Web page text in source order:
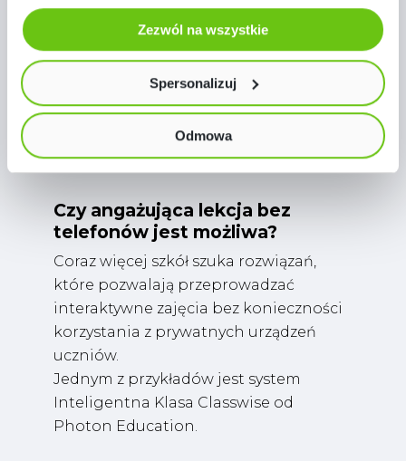
Odmów zgody poprzez przycisk „Odmowa”. Wtedy
użyjemy tylko plików niezbędnych dla naszej strony.
Twój wybór możesz zmienić przez kliknięcie przycisku w
lewym dolnym rogu strony. Więcej informacji znajdziesz
w naszej
Zezwól na wszystkie
Spersonalizuj
Odmowa
nauczyciela.
To zupełnie inna filozofia korzystania z
cyfrowych narzędzi.
Czy angażująca lekcja bez
telefonów jest możliwa?
Coraz więcej szkół szuka rozwiązań,
które pozwalają przeprowadzać
interaktywne zajęcia bez konieczności
korzystania z prywatnych urządzeń
uczniów.
Jednym z przykładów jest system
Inteligentna Klasa Classwise od
Photon Education.